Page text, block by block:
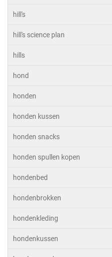
hill's
hill's science plan
hills
hond
honden
honden kussen
honden snacks
honden spullen kopen
hondenbed
hondenbrokken
hondenkleding
hondenkussen